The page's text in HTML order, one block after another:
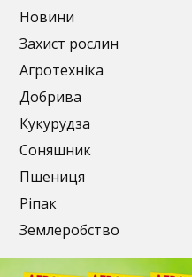
Новини
Захист рослин
Агротехніка
Добрива
Кукурудза
Соняшник
Пшениця
Ріпак
Землеробство